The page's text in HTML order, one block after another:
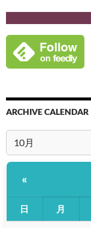
ARCHIVE CALENDAR
«
日 月